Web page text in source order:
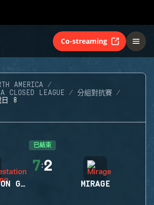
Co-streaming
AMERICA
CLOSED LEAGUE
分組對抗賽
8
已結束
SPACESTATION GAMING
7:2
MIRAGE